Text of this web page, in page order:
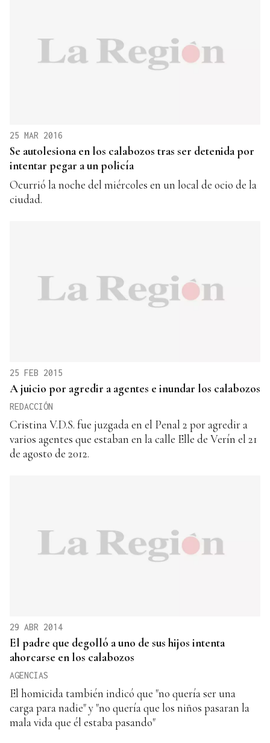
25 MAR 2016
Se autolesiona en los calabozos tras ser detenida por
intentar pegar a un policía
Ocurrió la noche del miércoles en un local de ocio de la
ciudad.
25 FEB 2015
A juicio por agredir a agentes e inundar los calabozos
REDACCIÓN
Cristina V.D.S. fue juzgada en el Penal 2 por agredir a
varios agentes que estaban en la calle Elle de Verín el 21
de agosto de 2012.
29 ABR 2014
El padre que degolló a uno de sus hijos intenta
ahorcarse en los calabozos
AGENCIAS
El homicida también indicó que "no quería ser una
carga para nadie" y "no quería que los niños pasaran la
mala vida que él estaba pasando"